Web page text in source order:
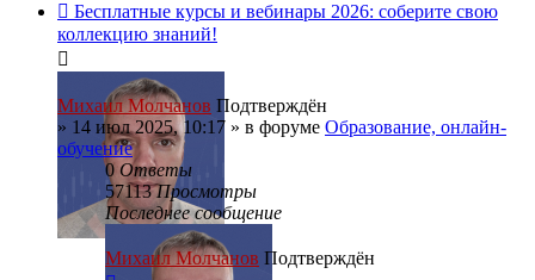
Бесплатные курсы и вебинары 2026: соберите свою
коллекцию знаний!
Михаил Молчанов Подтверждён
» 14 июл 2025, 10:17 » в форуме Образование, онлайн-
обучение
0 Ответы
57113Просмотры
Последнее сообщение
Михаил Молчанов Подтверждён